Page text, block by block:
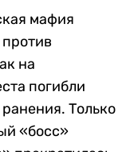
мафия
на
погибли
Только
«босс»